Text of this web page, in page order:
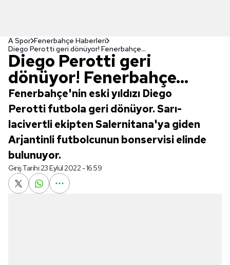
A Spor Fenerbahçe Haberleri
Diego Perotti geri dönüyor! Fenerbahçe...
Diego Perotti geri
dönüyor! Fenerbahçe...
Fenerbahçe'nin eski yıldızı Diego
Perotti futbola geri dönüyor. Sarı-
lacivertli ekipten Salernitana'ya giden
Arjantinli futbolcunun bonservisi elinde
bulunuyor.
Giriş Tarihi:23 Eylül 2022 - 16:59